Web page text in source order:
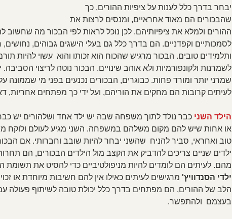
יבחר בדרך כלל לענות על ציפיות ההורים, כך
שהבכורים הם מאוד אחראיים, ומנסים לרצות את
ההורים ולמלא את ציפיותיהם. לכן נוכל לראות לפי הבכור מה שחשוב
לסמכותיים וקפדניים. הם בדרך כלל גם בעלי הישגים גבוהים, נחושים,
ותלמידים טובים. הבכור מרגיש שהכוח הוא זכותו והוא  עשוי להיות
לשמרנות ולקונפורמיות ולא אוהב שינויים. הבכור נוטה לריצוי
שמרני יותר ומורד פחות. כבוגרים, הבכורים נכנעים בפני מי
לעיתים קרובות הם מחקים את הוריהם, ועל ידי כך מפתחים אחריות,
הילד השני כבר נולד לתוך משפחה שבה יש ילד אחד ושלהורים יש כבר
או אחות שיש להם מקום משלהם במשפחה. השני מגיע לעולם ולוקח
טוב ואחראי, סביר להניח  שהשני יבחר להיות שובב וחברותי. אם
ילדים שניים צריכים להדביק את הקצב מול הילדים הבכורים, הם
מהם. לעיתים הם לומדים להיות מניפולטיביים כדי להסיט את תשומת
ילדי הסנדוויץ' מרגישים לעיתים כאילו אין להם חשיבות מיוחדת או
הלב של ההורים, הם מפתחים בדרך כלל יכולת טובה לשיתוף פעולה
בעצמם  ולהתפשר.